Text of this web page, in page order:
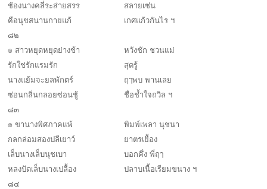
ช้องนางคลี่ระส่ายสรร
สลายเซ่น
คือนุชสนานกายแก้
เกศแก้วกันไร ฯ
๘๒
๏ สาวหยุดหยุดย่างช้า
หวังชัก ชวนแม่
รักใช่รักแรมรัก
สุดรู้
นางแย้มจะยลพักตร์
ฤๅพบ พานเลย
ซ่อนกลิ่นกลอยซ่อนชู้
ชื่อช้ำใจถวิล ฯ
๘๓
๏ ขานางพิศภาคแพ้
พิมพ์เพลา นุชนา
กลกล่อมสองปลีเยาว์
ยาตรเยื้อง
เล็บนางเล็บนุชเบา
บอกคึ่ง พี่ฤๅ
หลงปัดเล็บนางเปลื้อง
ปลาบเนื้อเรียมขนาง ฯ
๘๔